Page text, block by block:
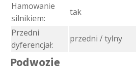
Hamowanie
silnikiem:
tak
Przedni
dyferencjał:
przedni / tylny
Podwozie